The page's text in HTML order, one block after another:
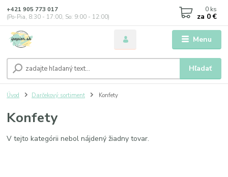
Menu
Hľadať
+421 905 773 017
(Po-Pia, 8:30 - 17:00, So: 9:00 - 12:00)
0 ks
za 0 €
Úvod Darčekový sortiment Konfety
Konfety
V tejto kategórii nebol nájdený žiadny tovar.